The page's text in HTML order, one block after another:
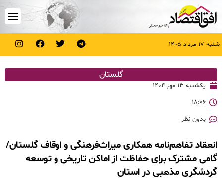
شنبه ۱۷ مرداد ۱۴۰۵
گلستان
یکشنبه ۱۳ مهر ۱۴۰۴
۱۸:۰۶
بدون نظر
انعقاد تفاهم‌نامه همکاری میراث‌فرهنگی و اوقاف گلستان/
گامی مشترک برای حفاظت از اماکن تاریخی و توسعه
گردشگری مذهبی در استان